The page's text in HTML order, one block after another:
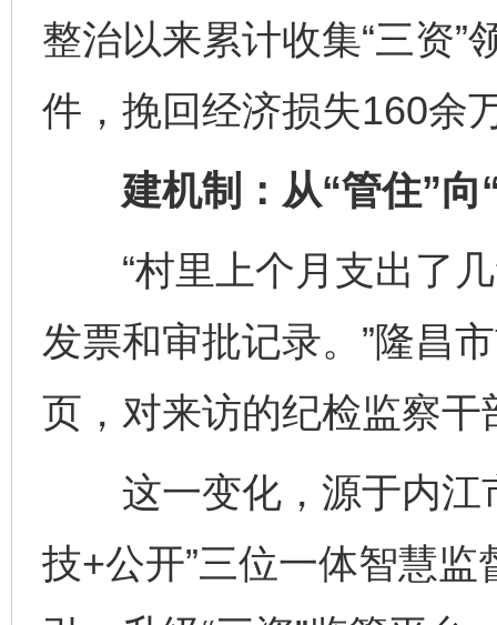
整治以来累计收集“三资
件，挽回经济损失160余
建机制：从“管住”向“
“村里上个月支出了几
发票和审批记录。”隆昌
页，对来访的纪检监察干
这一变化，源于内江
技+公开”三位一体智慧